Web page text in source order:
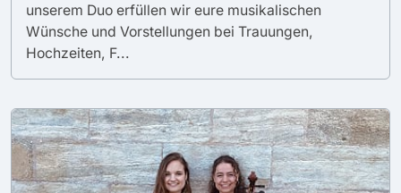
unserem Duo erfüllen wir eure musikalischen
Wünsche und Vorstellungen bei Trauungen,
Hochzeiten, F...